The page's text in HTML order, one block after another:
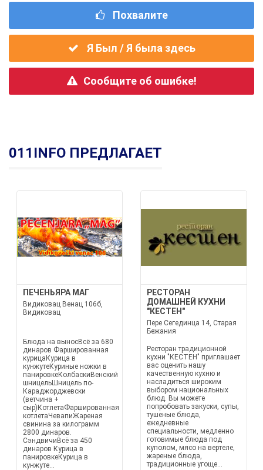
Похвалите
Я Был / Я была здесь
Сообщите об ошибке!
011INFO ПРЕДЛАГАЕТ
ПЕЧЕНЬЯРА МАГ
Видиковац Венац 106б,
Видиковац
Блюда на выносВсё за 680
динаров Фаршированная
курицаКурица в
кунжутеКуриные ножки в
панировкеКолбаскиВенский
шницельШницель по-
Караджорджевски
(ветчина +
сыр)КотлетаФаршированная
котлетаЧевапиЖареная
свинина за килограмм
2800 динаров.
СэндвичиВсё за 450
динаров Курица в
панировкеКурица в
кунжуте...
РЕСТОРАН
ДОМАШНЕЙ КУХНИ
"КЕСТЕН"
Пере Сегединца 14, Старая
Бежания
Ресторан традиционной
кухни "КЕСТЕН" приглашает
вас оценить нашу
качественную кухню и
насладиться широким
выбором национальных
блюд. Вы можете
попробовать закуски, супы,
тушеные блюда,
ежедневные
специальности, медленно
готовимые блюда под
куполом, мясо на вертеле,
жареные блюда,
традиционные угоще...